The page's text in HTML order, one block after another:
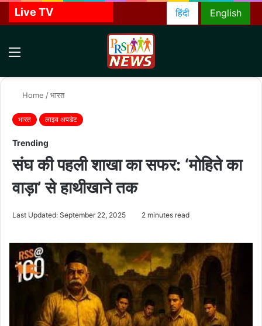
Live TV English
हिंदी
Home /भारत
भारत लाइव अपडेट
Trending
संघ की पहली शाखा का सफर: ‘मोहिते का
वाड़ा’ से हाथीखाने तक
Last Updated: September 22, 2025 2 minutes read